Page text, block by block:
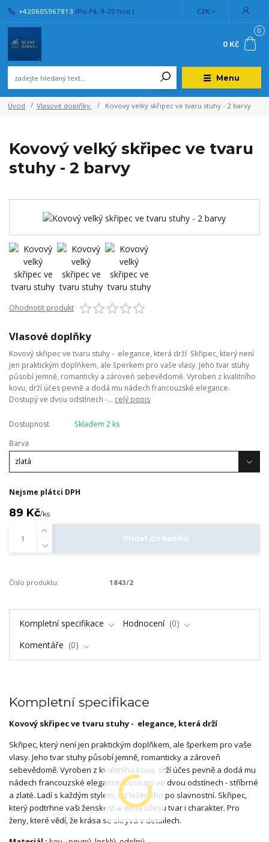
Menu
CZK
+420605967813 (Po-Pá, 9-20 hod.)
0
0 Kč
Úvod Vlasové doplňky Kovový velký skřipec ve tvaru stuhy - 2 barvy
Kovový velký skřipec ve tvaru
stuhy - 2 barvy
Ohodnotit produkt
Vlasové doplňky
Kovový skřipec ve tvaru stuhy - elegance, která drží Skřipec, který není
jen praktickým doplňkem, ale šperkem pro vaše vlasy. Jeho tvar stuhy
působí jemně, romanticky a zároveň sebevědomě. Vyroben z kvalitního
kovu, drží účes pevně a dodá mu nádech francouzské elegance.
Dostupý ve dvou odstínech -... celý popis
Dostupnost
Skladem 2 ks
Barva
Nejsme plátci DPH
89 Kč/ks
Přidat do košíku
Číslo produktu: 1843/2
Kompletní specifikace Hodnocení
0
Komentáře
0
Kompletní specifikace
Kovový skřipec ve tvaru stuhy - elegance, která drží
Skřipec, který není jen praktickým doplňkem, ale šperkem pro vaše
vlasy. Jeho tvar stuhy působí jemně, romanticky a zároveň
sebevědomě. Vyroben z kvalitního kovu, drží účes pevně a dodá mu
nádech francouzské elegance. Dostupý ve dvou odstínech - stříbrné
a zlaté. Ladí s každým stylem, od ležérního po slavnostní. Skřipec,
který podtrhne vaši ženskost a dodá účesu tvar i charakter. Pro
ženy, které vědí, že krása se skrývá v detailech.